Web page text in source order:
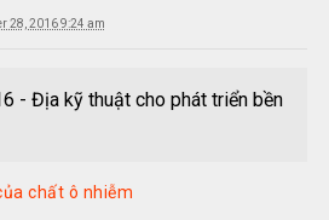
28, 2016 9:24 am
- Địa kỹ thuật cho phát triển bền
chất ô nhiễm